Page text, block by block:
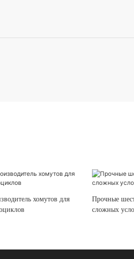
хомутов для
Прочные
сложных